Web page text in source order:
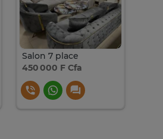
Salon 7 place
450 000 F Cfa